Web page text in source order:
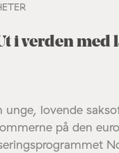
i verden med
unge, lovende
på den